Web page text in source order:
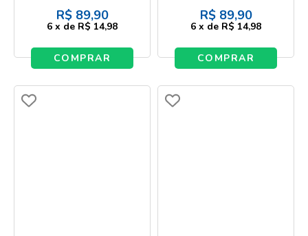
R$ 89,90
6 x de R$ 14,98
COMPRAR
R$ 89,90
6 x de R$ 14,98
COMPRAR